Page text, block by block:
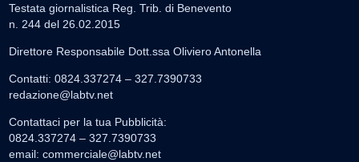
Testata giornalistica Reg. Trib. di Benevento
n. 244 del 26.02.2015
Direttore Responsabile Dott.ssa Oliviero Antonella
Contatti: 0824.337274 – 327.7390733
redazione@labtv.net
Contattaci per la tua Pubblicità:
0824.337274 – 327.7390733
email: commerciale@labtv.net